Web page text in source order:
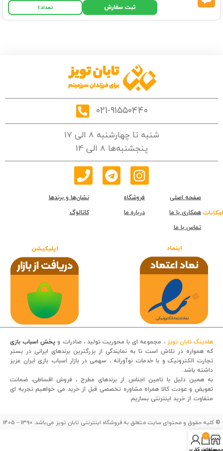
ثبت سفارش تعداد:1
021-91550440
شنبه تا چهارشنبه 8 الی 17
پنجشنبه‌ها 8 الی 14
امکانات
صفحه اصلی فروشگاه
نشان‌ها و برندها
همکاری با ما
درباره ما
کاتالوگ
تماس با ما
اینماد اپلیکیشن
هلدینگ تابان تویز ، مجموعه ای با محوریت تولید ، صادرات و پخش اسباب بازی
که همواره در تلاش است تا به نمایندگی از بزرگترین برندهای ایرانی در بستر
تجارت الکترونیک و با خدمات نوآورانه ، سهمی در بازار اسباب بازی ایران عزیز
داشته باشد.
به همین دلیل با تامین اجناس از برندهای مطرح ، فروش اقساطی، ضمانت
تعویض و عودت کالا همراه مشاوره تخصصی قبل از خرید می خواهیم تجربه ای
متفاوت از خرید اینترنتی بسازیم.
© کلیه حقوق و محتوای سایت متعلق به فروشگاه اینترنتی تابان تویز می‌باشد. 1390 – 1405
0